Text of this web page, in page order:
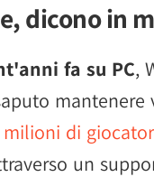
dicono in
fa su PC,
mantenere
milioni di
un